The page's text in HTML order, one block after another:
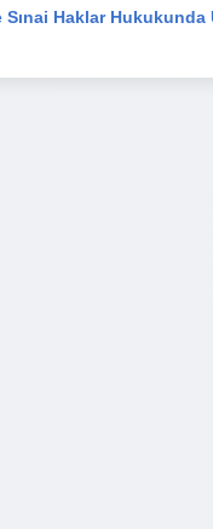
Sınai Haklar Hukukunda